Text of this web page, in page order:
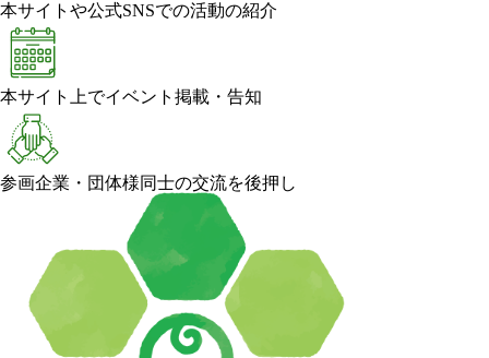
本サイトや公式SNSでの活動の紹介
本サイト上でイベント掲載・告知
参画企業・団体様同士の交流を後押し